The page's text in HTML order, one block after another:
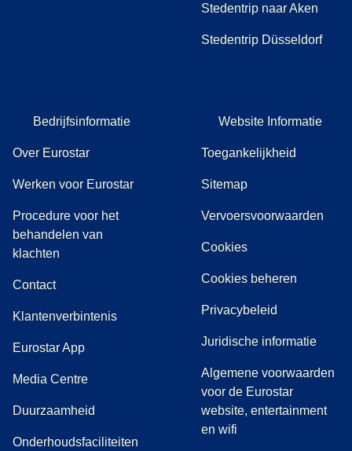
Stedentrip naar Aken
Stedentrip Düsseldorf
Bedrijfsinformatie
Over Eurostar
Werken voor Eurostar
Procedure voor het
behandelen van
klachten
Contact
Klantenverbintenis
Eurostar App
Media Centre( opent in een nieuwe tab)
Duurzaamheid
Onderhoudsfaciliteiten
Website Informatie
Toegankelijkheid
Sitemap
Vervoersvoorwaarden
Cookies
Cookies beheren
Privacybeleid
Juridische informatie
Algemene voorwaarden
voor de Eurostar
website, entertainment
en wifi